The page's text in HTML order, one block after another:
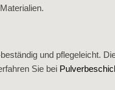
und pflegeleicht.
Sie bei